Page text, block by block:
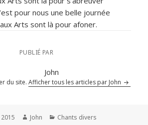
pour nous une belle journée
Arts sont là pour afoner.
PUBLIÉ PAR
John
du site. Afficher tous les articles par John
Auteur
John Catégories
Chants divers